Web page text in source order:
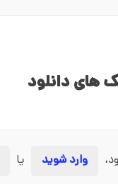
های دانلود
وارد شوید یا